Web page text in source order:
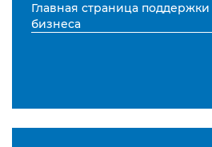
Главная страница
бизнеса